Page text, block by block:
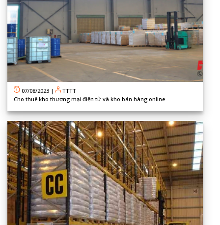
07/08/2023 |
TTTT
Cho thuê kho thương mại điện tử và kho bán hàng online